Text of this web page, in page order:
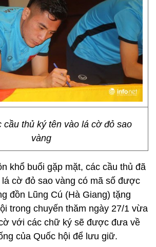
cầu thủ ký tên vào lá cờ đỏ sao
vàng
khổ buổi gặp mặt, các cầu thủ đã
cờ đỏ sao vàng có mã số được
đồn Lũng Cú (Hà Giang) tặng
trong chuyến thăm ngày 27/1 vừa
với các chữ ký sẽ được đưa về
của Quốc hội để lưu giữ.